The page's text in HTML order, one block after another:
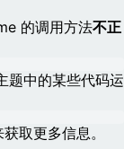
的调用方法不正
题中的某些代码运
获取更多信息。